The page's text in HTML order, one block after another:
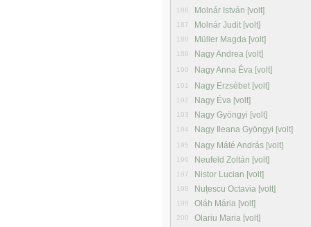
186 Molnár István [volt]
187 Molnár Judit [volt]
188 Müller Magda [volt]
189 Nagy Andrea [volt]
190 Nagy Anna Éva [volt]
191 Nagy Erzsébet [volt]
192 Nagy Éva [volt]
193 Nagy Gyöngyi [volt]
194 Nagy Ileana Gyöngyi [volt]
195 Nagy Máté András [volt]
196 Neufeld Zoltán [volt]
197 Nistor Lucian [volt]
198 Nuțescu Octavia [volt]
199 Oláh Mária [volt]
200 Olariu Maria [volt]